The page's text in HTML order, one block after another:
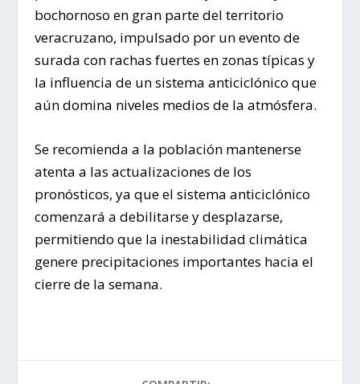
bochornoso en gran parte del territorio
veracruzano, impulsado por un evento de
surada con rachas fuertes en zonas típicas y
la influencia de un sistema anticiclónico que
aún domina niveles medios de la atmósfera.
Se recomienda a la población mantenerse
atenta a las actualizaciones de los
pronósticos, ya que el sistema anticiclónico
comenzará a debilitarse y desplazarse,
permitiendo que la inestabilidad climática
genere precipitaciones importantes hacia el
cierre de la semana.